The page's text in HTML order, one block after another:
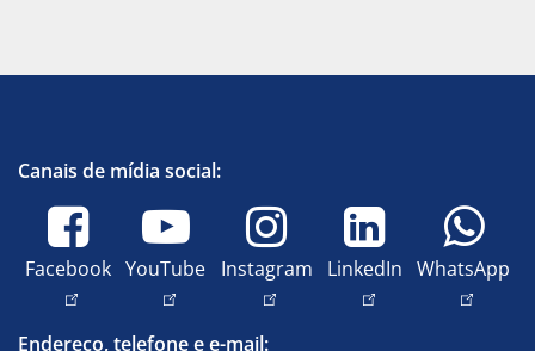
Canais de mídia social:
Facebook YouTube Instagram LinkedIn WhatsApp
Endereço, telefone e e-mail: